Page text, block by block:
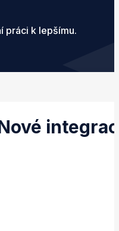
práci k lepšímu.